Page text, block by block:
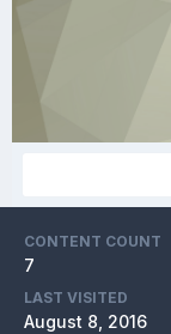
CONTENT COUNT
7
LAST VISITED
August 8, 2016